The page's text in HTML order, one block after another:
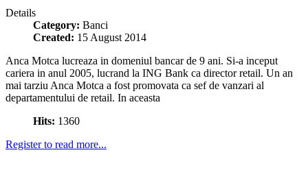
Details
Category: Banci
Created: 15 August 2014
Anca Motca lucreaza in domeniul bancar de 9 ani. Si-a inceput
cariera in anul 2005, lucrand la ING Bank ca director retail. Un an
mai tarziu Anca Motca a fost promovata ca sef de vanzari al
departamentului de retail. In aceasta
Hits: 1360
Register to read more...